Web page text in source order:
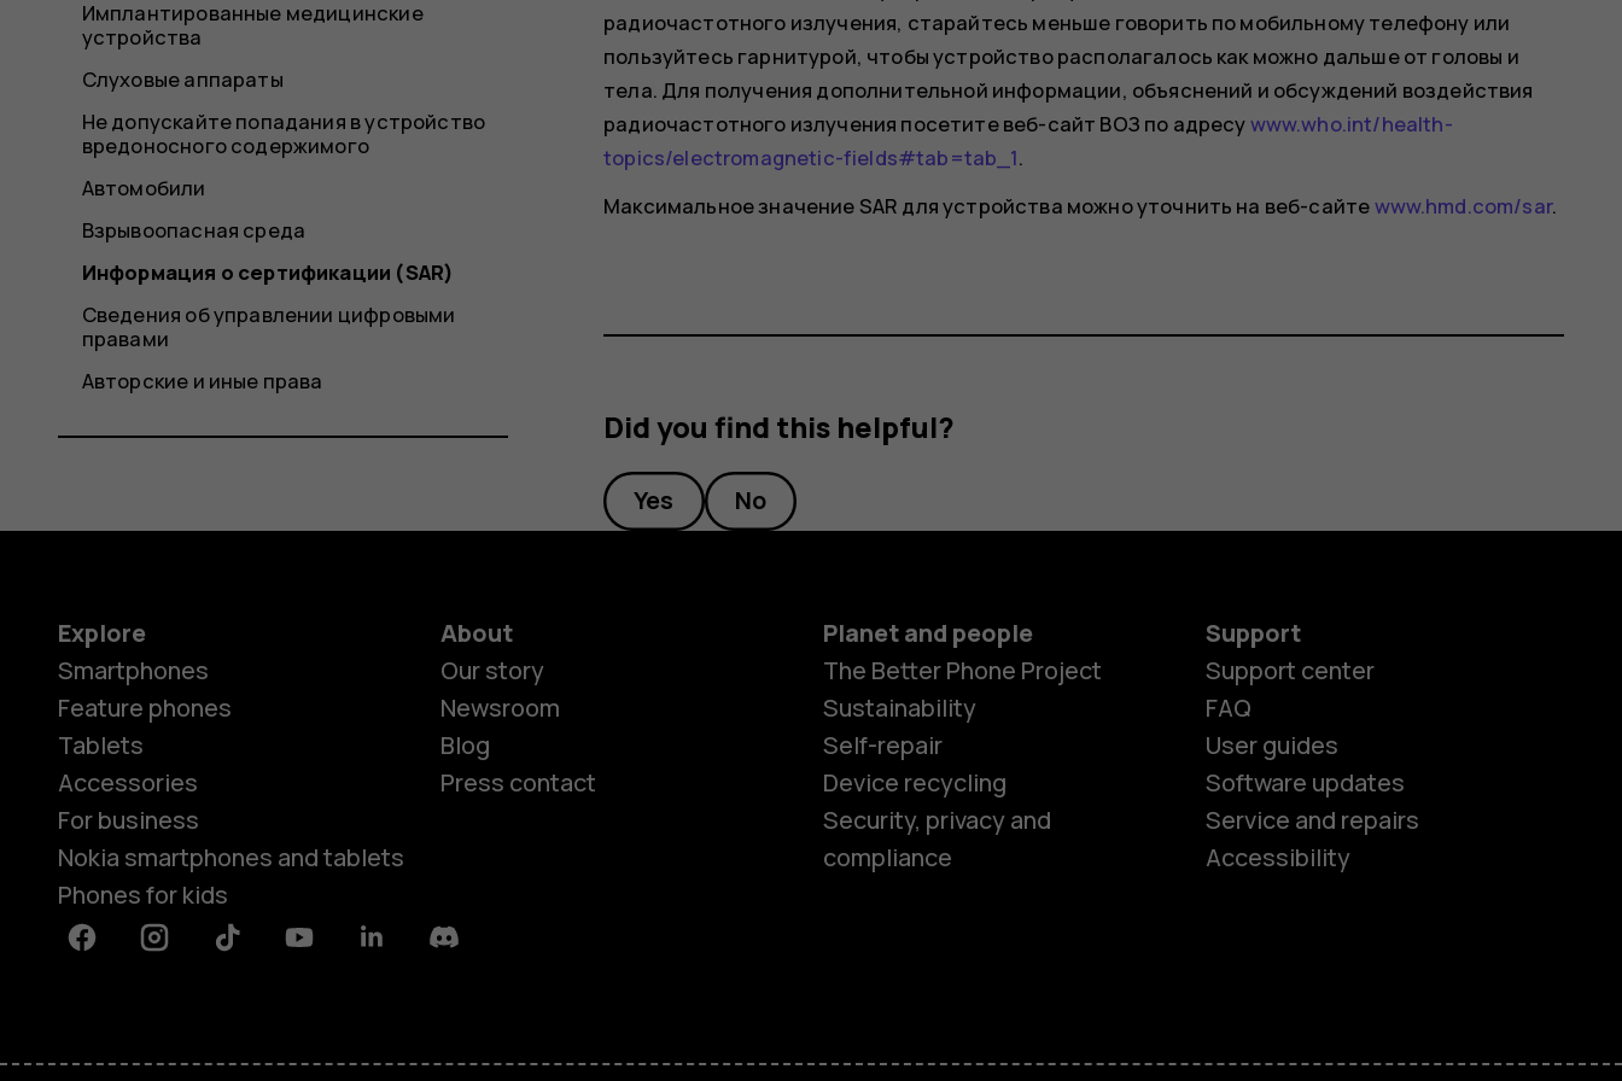
Smartphones
радиочастотного излучения, старайтесь меньше говорить по мобильному телефону или
пользуйтесь гарнитурой, чтобы устройство располагалось как можно дальше от головы и
тела. Для получения дополнительной информации, объяснений и обсуждений воздействия
радиочастотного излучения посетите веб-сайт ВОЗ по адресуwww.who.int/health-
topics/electromagnetic-fields#tab=tab_1.
Максимальное значение SAR для устройства можно уточнить на веб-сайтеwww.hmd.com/sar.
Did you find this helpful?
Yes No
Имплантированные медицинские
устройства
Слуховые аппараты
Не допускайте попадания в устройство
вредоносного содержимого
Автомобили
Взрывоопасная среда
Информация о сертификации (SAR)
Сведения об управлении цифровыми
правами
Авторские и иные права
Explore
Smartphones
Feature phones
Tablets
Accessories
For business
Nokia smartphones and tablets
Phones for kids
About
Our story
Newsroom
Blog
Press contact
Planet and people
The Better Phone Project
Sustainability
Self-repair
Device recycling
Security, privacy and
compliance
Support
Support center
FAQ
User guides
Software updates
Service and repairs
Accessibility
FacebookInstagramTiktok YoutubeLinkedinDiscord